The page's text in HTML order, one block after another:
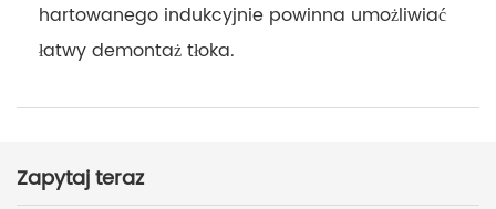
hartowanego indukcyjnie powinna umożliwiać
łatwy demontaż tłoka.
Zapytaj teraz